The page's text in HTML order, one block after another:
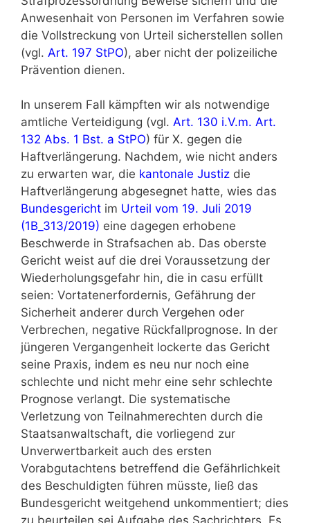
Anwesenhait von Personen im Verfahren sowie
die Vollstreckung von Urteil sicherstellen sollen
(vgl. Art. 197 StPO), aber nicht der polizeiliche
Prävention dienen.
In unserem Fall kämpften wir als notwendige
amtliche Verteidigung (vgl. Art. 130 i.V.m. Art.
132 Abs. 1 Bst. a StPO) für X. gegen die
Haftverlängerung. Nachdem, wie nicht anders
zu erwarten war, die kantonale Justiz die
Haftverlängerung abgesegnet hatte, wies das
Bundesgericht im Urteil vom 19. Juli 2019
(1B_313/2019) eine dagegen erhobene
Beschwerde in Strafsachen ab. Das oberste
Gericht weist auf die drei Voraussetzung der
Wiederholungsgefahr hin, die in casu erfüllt
seien: Vortatenerfordernis, Gefährung der
Sicherheit anderer durch Vergehen oder
Verbrechen, negative Rückfallprognose. In der
jüngeren Vergangenheit lockerte das Gericht
seine Praxis, indem es neu nur noch eine
schlechte und nicht mehr eine sehr schlechte
Prognose verlangt. Die systematische
Verletzung von Teilnahmerechten durch die
Staatsanwaltschaft, die vorliegend zur
Unverwertbarkeit auch des ersten
Vorabgutachtens betreffend die Gefährlichkeit
des Beschuldigten führen müsste, ließ das
Bundesgericht weitgehend unkommentiert; dies